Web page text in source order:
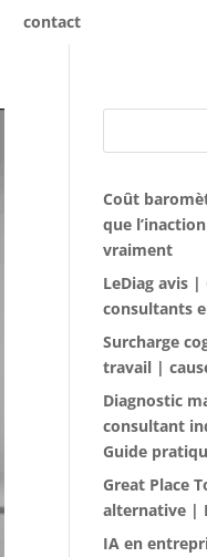
contact
Coût
que
vraiment
LeDiag avis |
consultants
Surcharge
travail |
Diagnostic
consultant
Guide
Great Place
alternative |
IA en